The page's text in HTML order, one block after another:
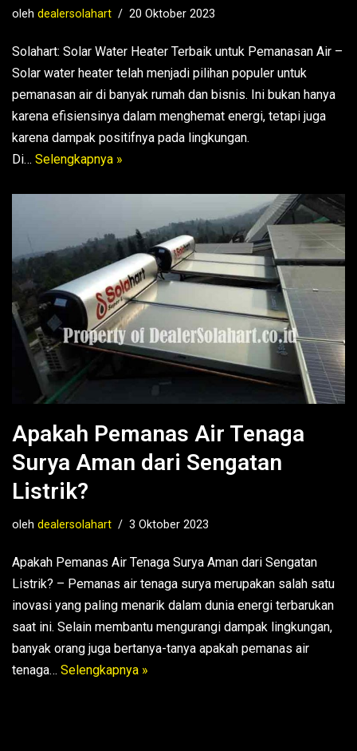
oleh dealersolahart 20 Oktober 2023
Solahart: Solar Water Heater Terbaik untuk Pemanasan Air –
Solar water heater telah menjadi pilihan populer untuk
pemanasan air di banyak rumah dan bisnis. Ini bukan hanya
karena efisiensinya dalam menghemat energi, tetapi juga
karena dampak positifnya pada lingkungan.
Di… Selengkapnya »
Apakah Pemanas Air Tenaga
Surya Aman dari Sengatan
Listrik?
oleh dealersolahart 3 Oktober 2023
Apakah Pemanas Air Tenaga Surya Aman dari Sengatan
Listrik? – Pemanas air tenaga surya merupakan salah satu
inovasi yang paling menarik dalam dunia energi terbarukan
saat ini. Selain membantu mengurangi dampak lingkungan,
banyak orang juga bertanya-tanya apakah pemanas air
tenaga… Selengkapnya »